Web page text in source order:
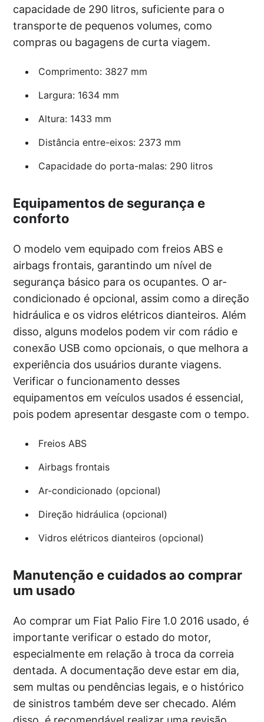
capacidade de 290 litros, suficiente para o
transporte de pequenos volumes, como
compras ou bagagens de curta viagem.
Comprimento: 3827 mm
Largura: 1634 mm
Altura: 1433 mm
Distância entre-eixos: 2373 mm
Capacidade do porta-malas: 290 litros
Equipamentos de segurança e
conforto
O modelo vem equipado com freios ABS e
airbags frontais, garantindo um nível de
segurança básico para os ocupantes. O ar-
condicionado é opcional, assim como a direção
hidráulica e os vidros elétricos dianteiros. Além
disso, alguns modelos podem vir com rádio e
conexão USB como opcionais, o que melhora a
experiência dos usuários durante viagens.
Verificar o funcionamento desses
equipamentos em veículos usados é essencial,
pois podem apresentar desgaste com o tempo.
Freios ABS
Airbags frontais
Ar-condicionado (opcional)
Direção hidráulica (opcional)
Vidros elétricos dianteiros (opcional)
Manutenção e cuidados ao comprar
um usado
Ao comprar um Fiat Palio Fire 1.0 2016 usado, é
importante verificar o estado do motor,
especialmente em relação à troca da correia
dentada. A documentação deve estar em dia,
sem multas ou pendências legais, e o histórico
de sinistros também deve ser checado. Além